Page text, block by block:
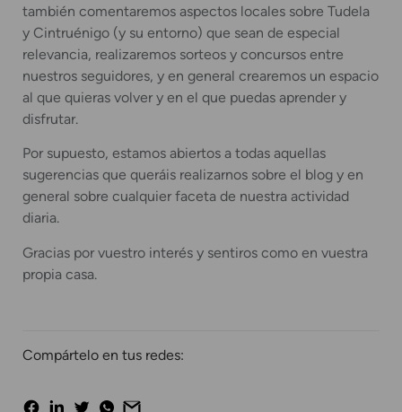
también comentaremos aspectos locales sobre Tudela
y Cintruénigo (y su entorno) que sean de especial
relevancia, realizaremos sorteos y concursos entre
nuestros seguidores, y en general crearemos un espacio
al que quieras volver y en el que puedas aprender y
disfrutar.
Por supuesto, estamos abiertos a todas aquellas
sugerencias que queráis realizarnos sobre el blog y en
general sobre cualquier faceta de nuestra actividad
diaria.
Gracias por vuestro interés y sentiros como en vuestra
propia casa.
Compártelo en tus redes: